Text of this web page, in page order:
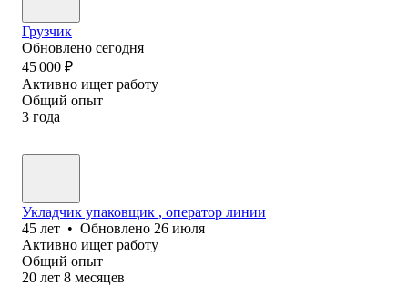
Грузчик
Обновлено сегодня
45 000 ₽
Активно ищет работу
Общий опыт
3 года
Укладчик упаковщик , оператор линии
45 лет • Обновлено 26 июля
Активно ищет работу
Общий опыт
20 лет 8 месяцев